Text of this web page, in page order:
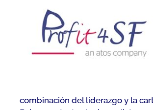
combinación del liderazgo y la